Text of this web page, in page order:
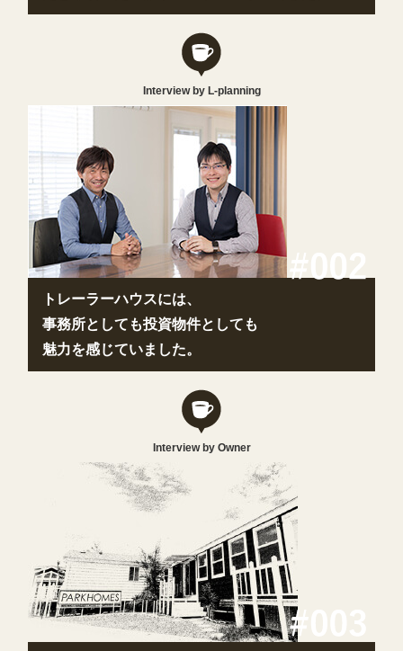
Interview by L-planning
トレーラーハウスには、
事務所としても投資物件としても
魅力を感じていました。
Interview by Owner